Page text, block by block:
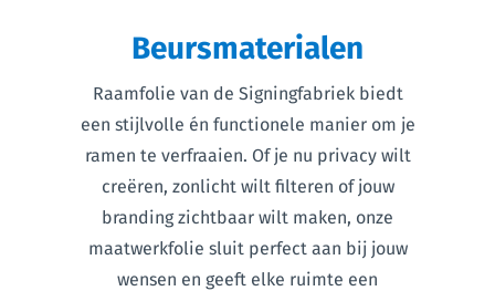
Beursmaterialen
Raamfolie van de Signingfabriek biedt
een stijlvolle én functionele manier om je
ramen te verfraaien. Of je nu privacy wilt
creëren, zonlicht wilt filteren of jouw
branding zichtbaar wilt maken, onze
maatwerkfolie sluit perfect aan bij jouw
wensen en geeft elke ruimte een